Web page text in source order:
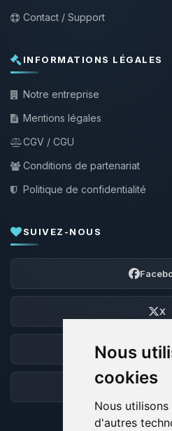
Nous
cookies
Nous
d'autres
Contact / Support
INFORMATIONS LÉGALES
Notre entreprise
Mentions légales
CGV / CGU
Conditions de partenariat
Politique de confidentialité
SUIVEZ-NOUS
X
Forum